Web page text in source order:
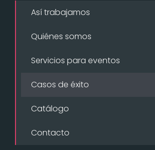
Así trabajamos
Quiénes somos
Servicios para eventos
Casos de éxito
Catálogo
Contacto